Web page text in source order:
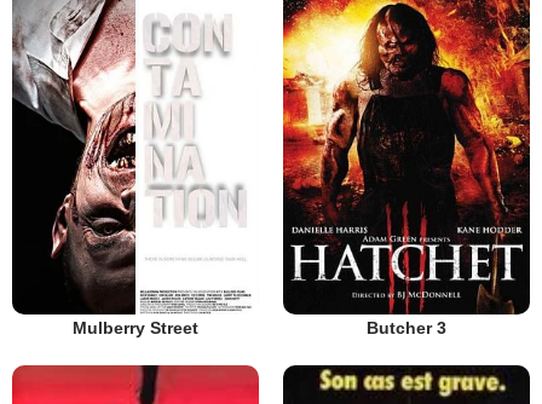
Mulberry Street Butcher 3